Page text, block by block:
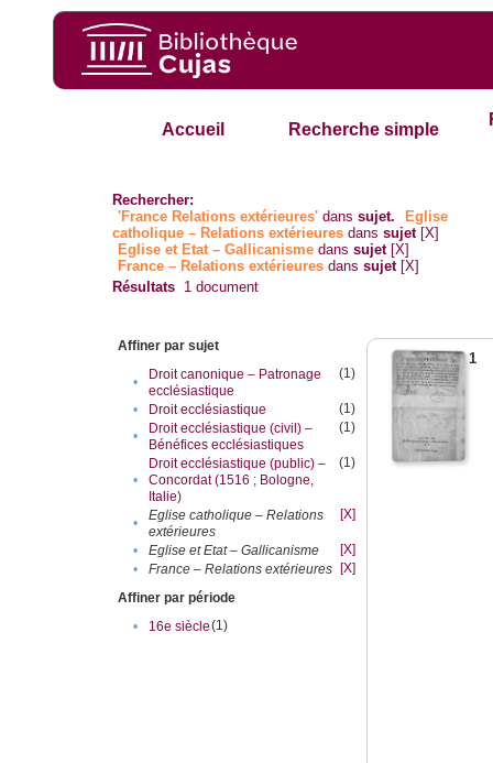
Accueil Recherche simple
Rechercher:
'France Relations extérieures' danssujet.
Eglise
catholique – Relations extérieures danssujet [X]
Eglise et Etat – Gallicanisme danssujet [X]
France – Relations extérieures danssujet [X]
Résultats 1 document
Affiner par sujet
•
Droit canonique – Patronage
ecclésiastique
(1)
• Droit ecclésiastique
(1)
•
Droit ecclésiastique (civil) –
Bénéfices ecclésiastiques
(1)
•
Droit ecclésiastique (public) –
Concordat (1516 ; Bologne,
Italie)
(1)
•
Eglise catholique – Relations
extérieures
[X]
• Eglise et Etat – Gallicanisme
[X]
•
France – Relations extérieures [X]
Affiner par période
•
16e siècle(1)
1